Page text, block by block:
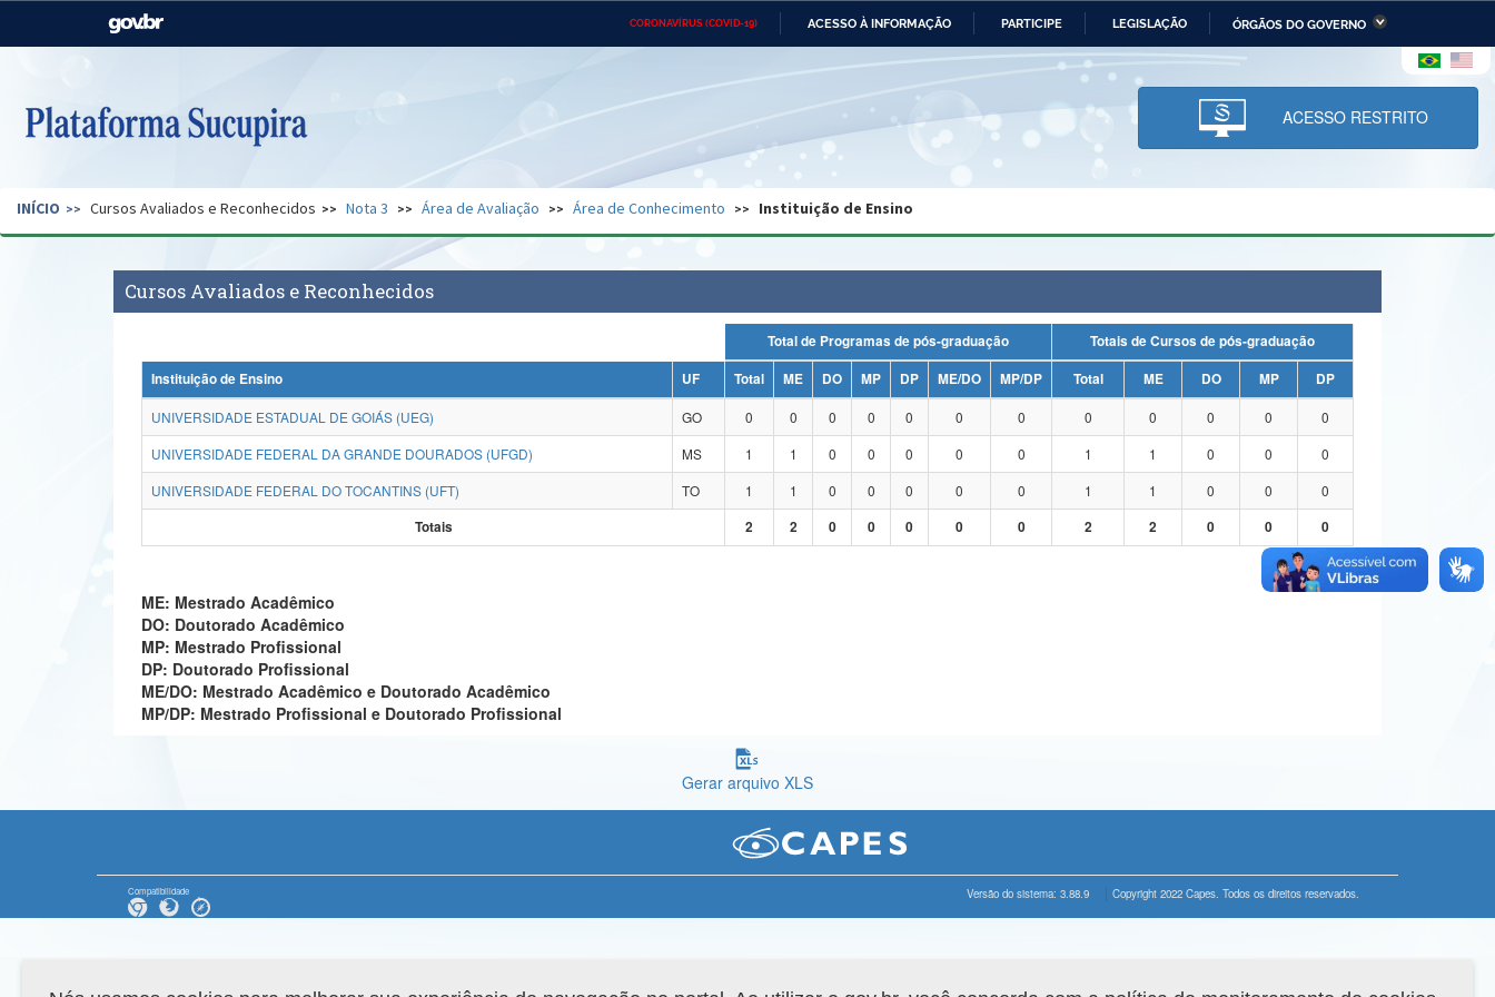
CORONAVÍRUS (COVID-19) ACESSO À INFORMAÇÃO PARTICIPE LEGISLAÇÃO ÓRGÃOS DO GOVERNO
Casa Civil Ministério das Relações Ministério da Economia Ministério da Infraestrutura
Pecuária e Abastecimento
Ministério da Ciência,
Tecnologia, Inovações e
Comunicações
Ministério do Desenvolvimento
Regional e dos Direitos Humanos
Secretaria de Governo Gabinete de Segurança Advocacia-Geral da União Banco Central do Brasil Planalto
ACESSO RESTRITO
INÍCIO Cursos Avaliados e Reconhecidos Nota 3 Área de Avaliação Área de Conhecimento Instituição de Ensino
Cursos Avaliados e Reconhecidos
Total de Programas de pós-graduação
Totais de Cursos de pós-graduação
Instituição de Ensino
UF Total ME DO MP DP ME/DO MP/DP Total ME DO MP
DP
UNIVERSIDADE ESTADUAL DE GOIÁS (UEG)
GO 0 0 0 0 0 0 0 0 0 0 0
0
UNIVERSIDADE FEDERAL DA GRANDE DOURADOS (UFGD)
MS 1 1 0 0 0 0 0 1 1 0 0
0
UNIVERSIDADE FEDERAL DO TOCANTINS (UFT)
TO 1 1 0 0 0 0 0 1 1 0 0
0
Totais
2 2 0 0 0 0 0 2 2 0 0 0
ME: Mestrado Acadêmico
DO: Doutorado Acadêmico
MP: Mestrado Profissional
DP: Doutorado Profissional
ME/DO: Mestrado Acadêmico e Doutorado Acadêmico
MP/DP: Mestrado Profissional e Doutorado Profissional
Gerar arquivo XLS
Compatibilidade Versão do sistema: 3.88.9 Copyright 2022 Capes. Todos os direitos reservados.